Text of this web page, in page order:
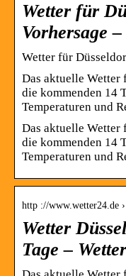
Wetter für
Vorhersage
Wetter für
Das aktuelle
die kommenden 14
Temperaturen und
Das aktuelle
die kommenden 14
Temperaturen und
http ://www.wetter24.de
Wetter
Tage –